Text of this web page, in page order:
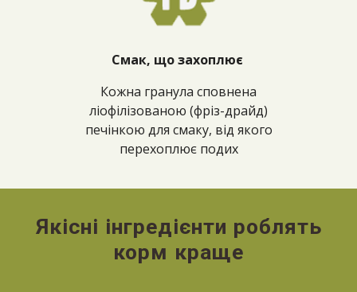
Смак, що захоплює
Кожна гранула сповнена
ліофілізованою (фріз-драйд)
печінкою для смаку, від якого
перехоплює подих
Якісні інгредієнти роблять
корм краще